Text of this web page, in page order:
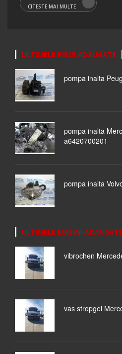
CITESTE MAI MULTE
ULTIMELE PIESE ADAUGATE
pompa inalta
pompa inalta
a6420700201
pompa inalta
ULTIMELE MASINI ADAUGATE
vibrochen
vas stropgel